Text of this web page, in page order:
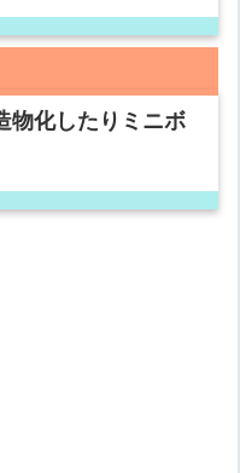
物化したりミニボ